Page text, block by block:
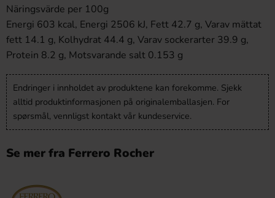
Näringsvärde per 100g
Energi 603 kcal, Energi 2506 kJ, Fett 42.7 g, Varav mättat
fett 14.1 g, Kolhydrat 44.4 g, Varav sockerarter 39.9 g,
Protein 8.2 g, Motsvarande salt 0.153 g
Endringer i innholdet av produktene kan forekomme. Sjekk
alltid produktinformasjonen på originalemballasjen. For
spørsmål, vennligst kontakt vår kundeservice.
Se mer fra Ferrero Rocher